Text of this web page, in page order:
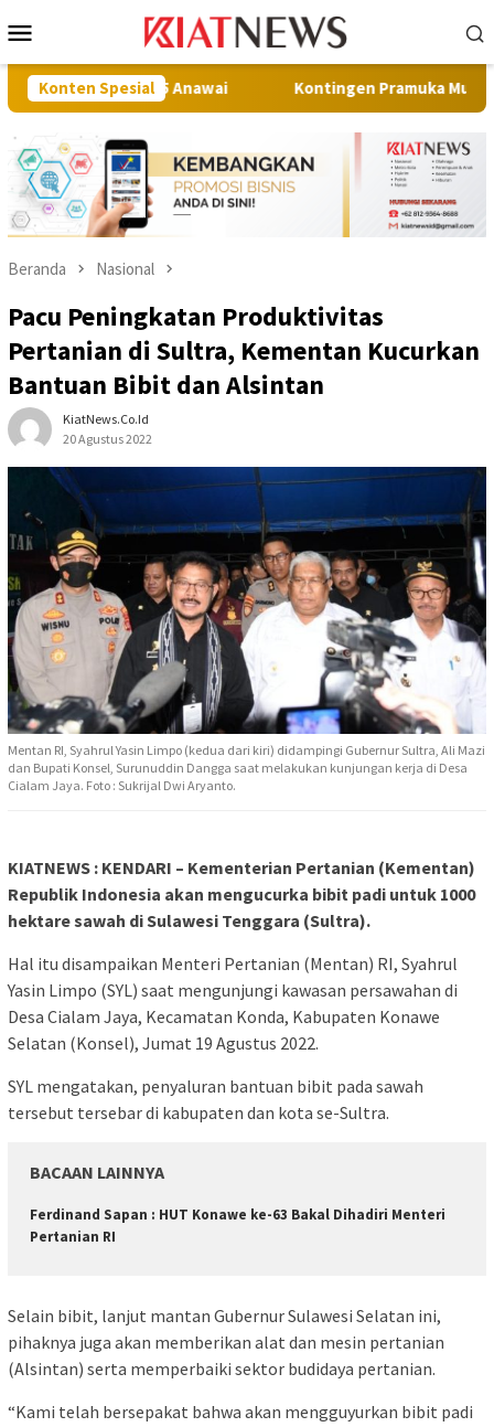
ke
Mobile
Konten Spesial
05 Anawai Kontingen Pramuka Muna Berangkat ke
Beranda Nasional
Pacu Peningkatan Produktivitas
Pertanian di Sultra, Kementan Kucurkan
Bantuan Bibit dan Alsintan
KiatNews.co.id
20 Agustus 2022
Mentan RI, Syahrul Yasin Limpo (kedua dari kiri) didampingi Gubernur Sultra, Ali Mazi
dan Bupati Konsel, Surunuddin Dangga saat melakukan kunjungan kerja di Desa
Cialam Jaya. Foto : Sukrijal Dwi Aryanto.
KIATNEWS : KENDARI – Kementerian Pertanian (Kementan)
Republik Indonesia akan mengucurka bibit padi untuk 1000
hektare sawah di Sulawesi Tenggara (Sultra).
Hal itu disampaikan Menteri Pertanian (Mentan) RI, Syahrul
Yasin Limpo (SYL) saat mengunjungi kawasan persawahan di
Desa Cialam Jaya, Kecamatan Konda, Kabupaten Konawe
Selatan (Konsel), Jumat 19 Agustus 2022.
SYL mengatakan, penyaluran bantuan bibit pada sawah
tersebut tersebar di kabupaten dan kota se-Sultra.
BACAAN LAINNYA
Ferdinand Sapan : HUT Konawe ke-63 Bakal Dihadiri Menteri
Pertanian RI
Selain bibit, lanjut mantan Gubernur Sulawesi Selatan ini,
pihaknya juga akan memberikan alat dan mesin pertanian
(Alsintan) serta memperbaiki sektor budidaya pertanian.
“Kami telah bersepakat bahwa akan mengguyurkan bibit padi